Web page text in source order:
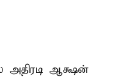
அதிரடி ஆக்ஷன்